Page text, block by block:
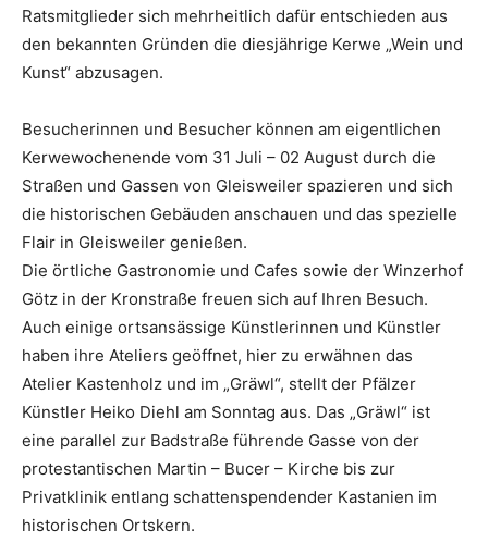
Ratsmitglieder sich mehrheitlich dafür entschieden aus
den bekannten Gründen die diesjährige Kerwe „Wein und
Kunst“ abzusagen.
Besucherinnen und Besucher können am eigentlichen
Kerwewochenende vom 31 Juli – 02 August durch die
Straßen und Gassen von Gleisweiler spazieren und sich
die historischen Gebäuden anschauen und das spezielle
Flair in Gleisweiler genießen.
Die örtliche Gastronomie und Cafes sowie der Winzerhof
Götz in der Kronstraße freuen sich auf Ihren Besuch.
Auch einige ortsansässige Künstlerinnen und Künstler
haben ihre Ateliers geöffnet, hier zu erwähnen das
Atelier Kastenholz und im „Gräwl“, stellt der Pfälzer
Künstler Heiko Diehl am Sonntag aus. Das „Gräwl“ ist
eine parallel zur Badstraße führende Gasse von der
protestantischen Martin – Bucer – Kirche bis zur
Privatklinik entlang schattenspendender Kastanien im
historischen Ortskern.